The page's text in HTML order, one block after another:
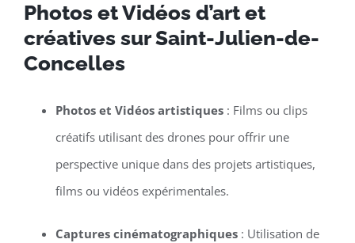
Photos et Vidéos d’art et
créatives sur Saint-Julien-de-
Concelles
Photos et Vidéos artistiques: Films ou clips
créatifs utilisant des drones pour offrir une
perspective unique dans des projets artistiques,
films ou vidéos expérimentales.
Captures cinématographiques: Utilisation de